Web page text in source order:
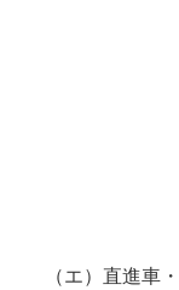
（エ）直進車